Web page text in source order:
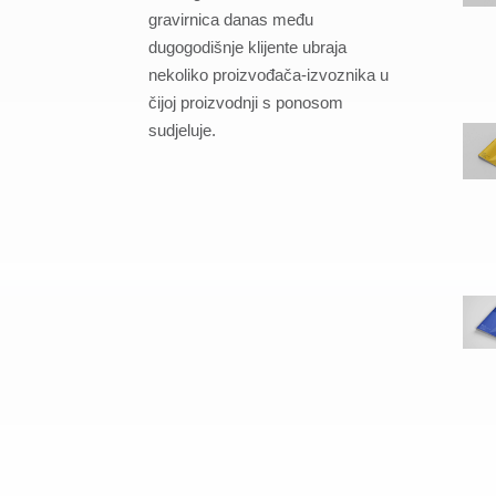
gravirnica danas među
dugogodišnje klijente ubraja
nekoliko proizvođača-izvoznika u
čijoj proizvodnji s ponosom
sudjeluje.